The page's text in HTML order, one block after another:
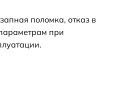
поломка, отказ в
при